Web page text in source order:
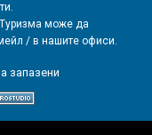
може да
/ в нашите офиси.
запазени